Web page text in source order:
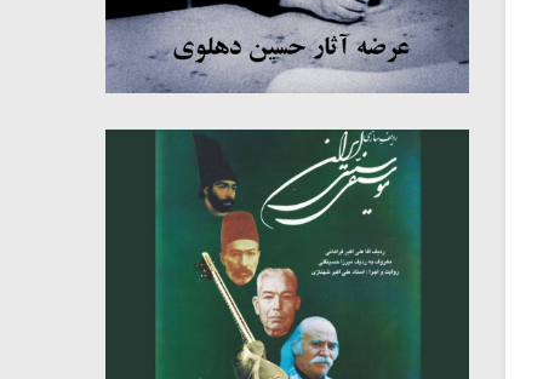
میکلوش روژا